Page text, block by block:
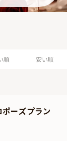
順 安い順
ポーズプラン